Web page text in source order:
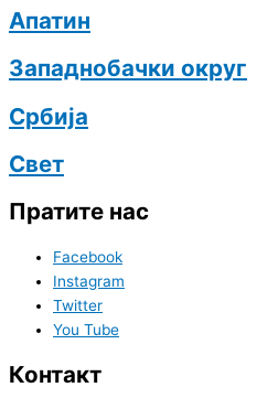
Апатин
Западнобачки округ
Србија
Свет
Пратите нас
Facebook
Instagram
Twitter
You Tube
Контакт